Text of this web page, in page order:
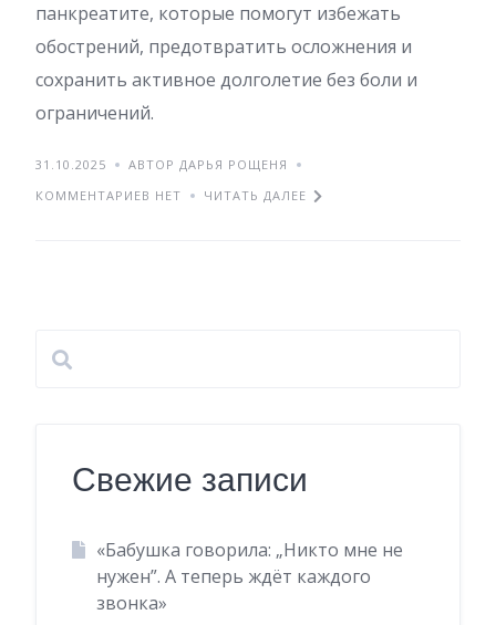
панкреатите, которые помогут избежать
обострений, предотвратить осложнения и
сохранить активное долголетие без боли и
ограничений.
31.10.2025
АВТОР ДАРЬЯ РОЩЕНЯ
КОММЕНТАРИЕВ НЕТ
ЧИТАТЬ ДАЛЕЕ
Свежие записи
«Бабушка говорила: „Никто мне не
нужен”. А теперь ждёт каждого
звонка»